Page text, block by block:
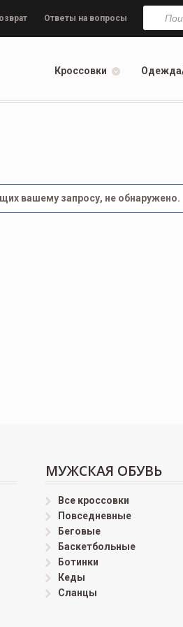
Ответы на вопросы
Поиск
товаров
Кроссовки
вашему запросу, не обнаружено.
МУЖСКАЯ ОБУВЬ
Все кроссовки
Повседневные
Беговые
Баскетбольные
Ботинки
Кеды
Сланцы